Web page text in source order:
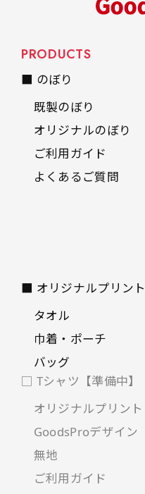
PRODUCTS
■ のぼり
既製のぼり
オリジナルのぼり
ご利用ガイド
よくあるご質問
■ オリジナルプリント
タオル
巾着・ポーチ
バッグ
□ Tシャツ【準備中】
オリジナルプリント
GoodsProデザイン
無地
ご利用ガイド